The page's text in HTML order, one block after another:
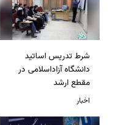
شرط تدریس اساتید
دانشگاه آزاداسلامی در
مقطع ارشد
اخبار